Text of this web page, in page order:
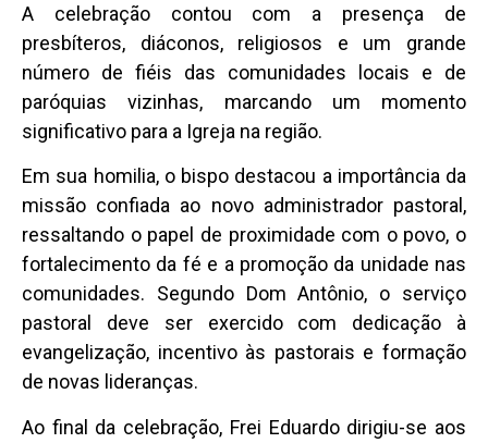
A celebração contou com a presença de
presbíteros, diáconos, religiosos e um grande
número de fiéis das comunidades locais e de
paróquias vizinhas, marcando um momento
significativo para a Igreja na região.
Em sua homilia, o bispo destacou a importância da
missão confiada ao novo administrador pastoral,
ressaltando o papel de proximidade com o povo, o
fortalecimento da fé e a promoção da unidade nas
comunidades. Segundo Dom Antônio, o serviço
pastoral deve ser exercido com dedicação à
evangelização, incentivo às pastorais e formação
de novas lideranças.
Ao final da celebração, Frei Eduardo dirigiu-se aos